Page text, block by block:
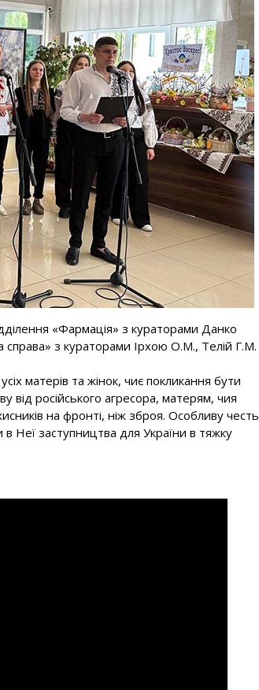
«Фармація» з кураторами Данко
справа» з кураторами Ірхою О.М., Телій Г.М.
матерів та жінок, чиє покликання бути
від російського агресора, матерям, чия
на фронті, ніж зброя. Особливу честь
Неї заступництва для України в тяжку